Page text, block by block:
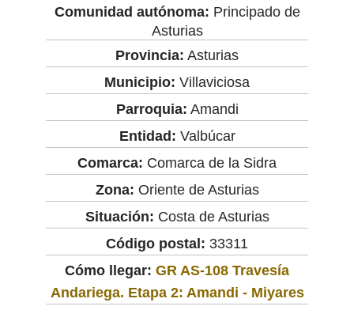
Comunidad autónoma: Principado de
Asturias
Provincia: Asturias
Municipio: Villaviciosa
Parroquia: Amandi
Entidad: Valbúcar
Comarca: Comarca de la Sidra
Zona: Oriente de Asturias
Situación: Costa de Asturias
Código postal: 33311
Cómo llegar: GR AS-108 Travesía
Andariega. Etapa 2: Amandi - Miyares